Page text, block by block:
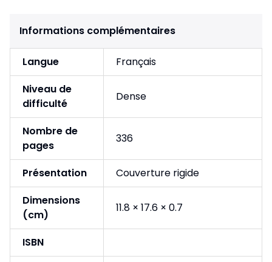
Informations complémentaires
Langue
Français
Niveau de
difficulté
Dense
Nombre de
pages
336
Présentation
Couverture rigide
Dimensions
(cm)
11.8 × 17.6 × 0.7
ISBN